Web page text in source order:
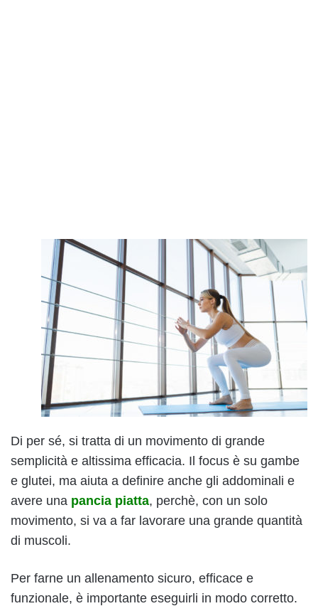
Di per sé, si tratta di un movimento di grande
semplicità e altissima efficacia. Il focus è su gambe
e glutei, ma aiuta a definire anche gli addominali e
avere una pancia piatta, perchè, con un solo
movimento, si va a far lavorare una grande quantità
di muscoli.
Per farne un allenamento sicuro, efficace e
funzionale, è importante eseguirli in modo corretto.